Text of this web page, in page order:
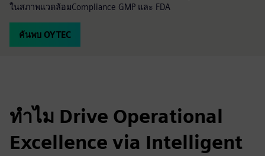
ในสภาพแวดล้อมCompliance GMP และ FDA
ค้นพบ OYTEC
ทำไม Drive Operational
Excellence via Intelligent